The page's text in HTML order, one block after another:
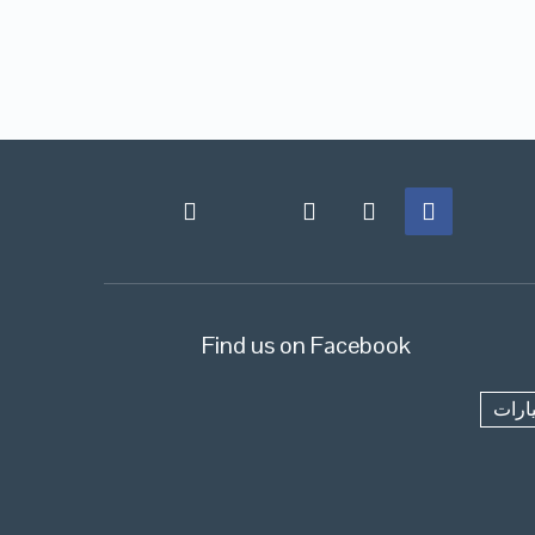
Find us on Facebook